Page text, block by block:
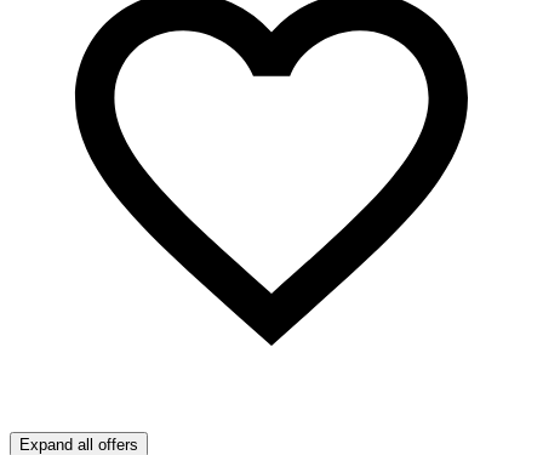
Expand all offers